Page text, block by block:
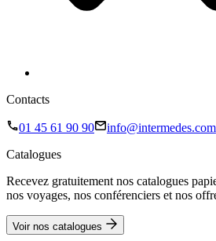
Contacts
01 45 61 90 90 info@intermedes.com
Catalogues
Recevez gratuitement nos catalogues
nos voyages, nos conférenciers et nos
Voir nos catalogues